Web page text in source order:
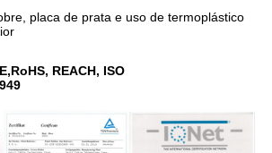
placa de prata e uso de termoplástico
REACH, ISO